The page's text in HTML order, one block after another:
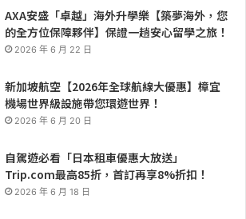
AXA安盛「卓越」海外升學樂【築夢海外，您
的全方位保障夥伴】保證一趟安心留學之旅！
2026 年 6 月 22 日
新加坡航空【2026年全球航線大優惠】樟宜
機場世界級設施帶您環遊世界！
2026 年 6 月 20 日
自駕遊必看「日本租車優惠大放送」
Trip.com最高85折，首訂再享8%折扣！
2026 年 6 月 18 日